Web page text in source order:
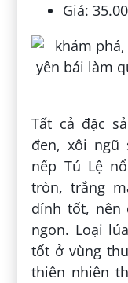
Giá:
Tất cả đặc
đen, xôi ngũ
nếp Tú Lệ
tròn, trắng
dính tốt, nên
ngon. Loại
tốt ở vùng
thiên nhiên